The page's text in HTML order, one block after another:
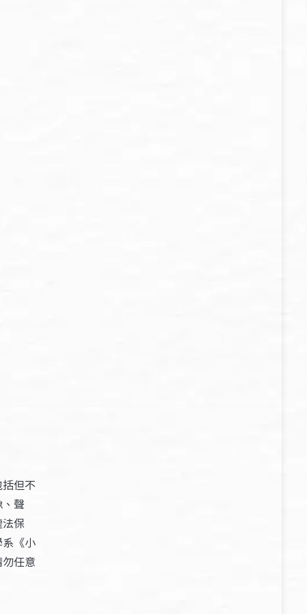
但不
聲
保
《小
任意